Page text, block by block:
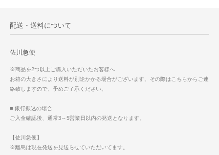
配送・送料について
佐川急便
※商品を2つ以上ご購入いただいたお客様へ
お箱の大きさにより送料が別途かかる場合がございます。その際はこちらからご連
絡致しますので、予めご了承ください。
■ 銀行振込の場合
ご入金確認後、通常3～5営業日以内の発送となります。
【佐川急便】
※離島は現在発送を見送らせていただいてます。